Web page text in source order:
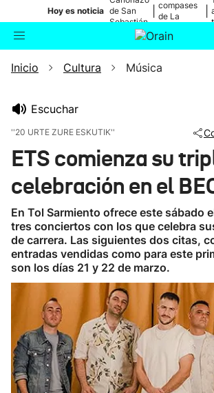
Hoy es noticia de San
Sebastián
compases
de La
Buscador Actualidad
Ikusmiran
Eguraldia
Inicio Cultura Música
Escuchar
''20 URTE ZURE ESKUTIK''
ETS comienza su
celebración en el
En Tol Sarmiento ofrece este sábado
tres conciertos con los que celebra
de carrera. Las siguientes dos citas,
entradas vendidas como para este
son los días 21 y 22 de marzo.